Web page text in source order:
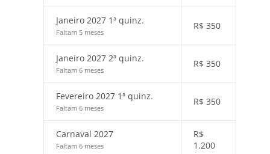
Janeiro 2027 1ª quinz.
Faltam 5 meses
R$ 350
Janeiro 2027 2ª quinz.
Faltam 6 meses
R$ 350
Fevereiro 2027 1ª quinz.
Faltam 6 meses
R$ 350
Carnaval 2027
Faltam 6 meses
R$
1.200